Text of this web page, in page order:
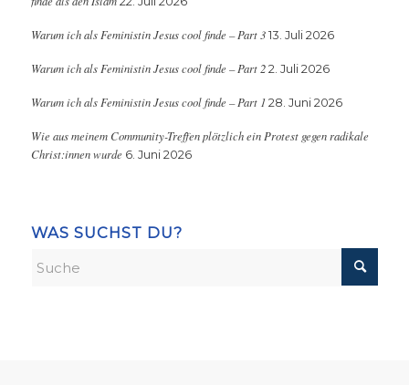
Warum ich als Feministin Jesus cool finde – Part 3 13. Juli 2026
Warum ich als Feministin Jesus cool finde – Part 2 2. Juli 2026
Warum ich als Feministin Jesus cool finde – Part 1 28. Juni 2026
Wie aus meinem Community-Treffen plötzlich ein Protest gegen radikale
Christ:innen wurde 6. Juni 2026
WAS SUCHST DU?